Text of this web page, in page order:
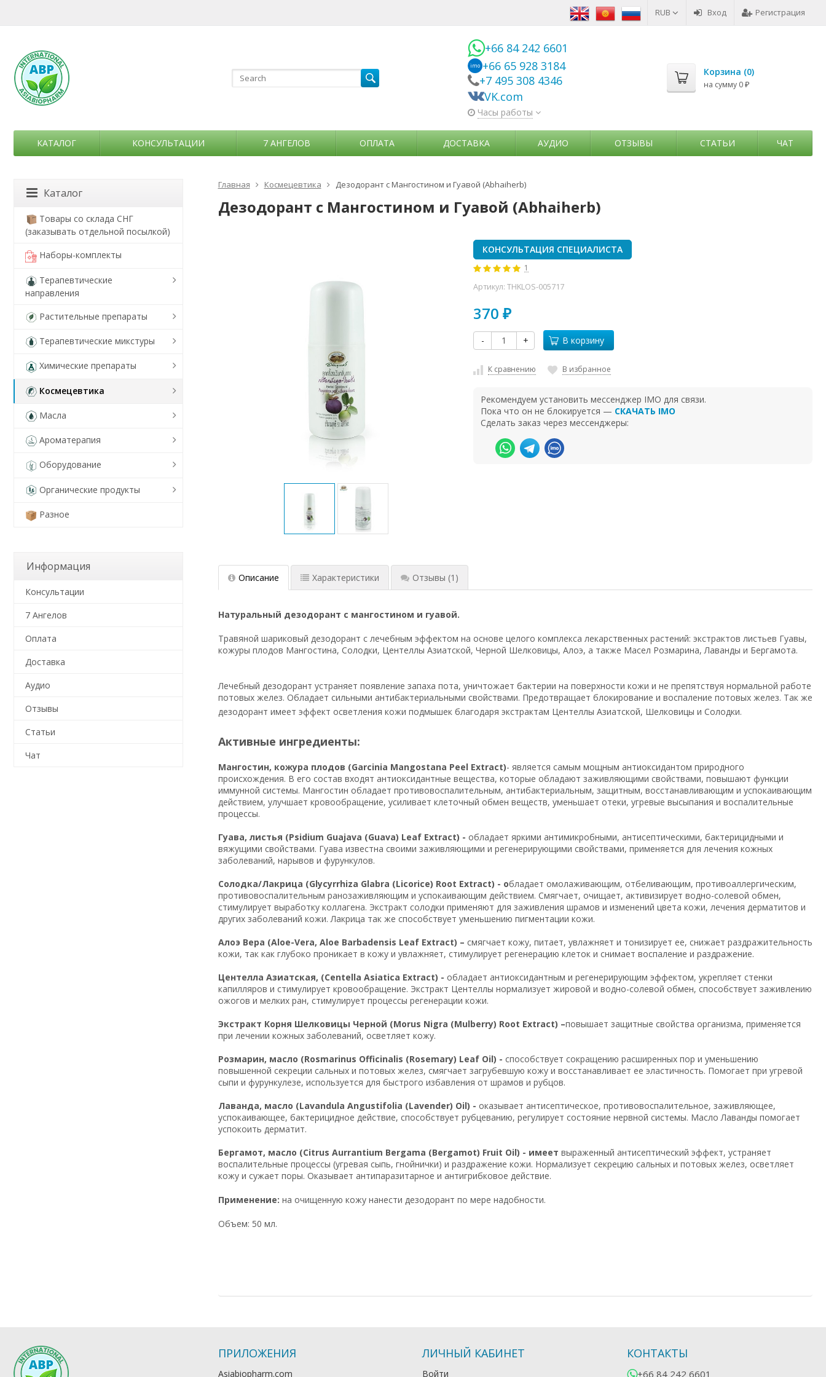
RUB Вход Регистрация
+66 84 242 6601
imo +66 65 928 3184
+7 495 308 4346
VK.com
Часы работы
Корзина (0)
на сумму 0 ₽
КАТАЛОГ КОНСУЛЬТАЦИИ 7 АНГЕЛОВ ОПЛАТА ДОСТАВКА АУДИО ОТЗЫВЫ СТАТЬИ ЧАТ
Главная Космецевтика Дезодорант с Мангостином и Гуавой (Abhaiherb)
Дезодорант с Мангостином и Гуавой (Abhaiherb)
КОНСУЛЬТАЦИЯ СПЕЦИАЛИСТА
1
Артикул:THKLOS-005717
370₽
- + В корзину
К сравнению В избранное
Рекомендуем установить мессенджер IMO для связи.
Пока что он не блокируется — СКАЧАТЬ IMO
Сделать заказ через мессенджеры:
Описание Характеристики Отзывы (1)
Натуральный дезодорант с мангостином и гуавой.
Травяной шариковый дезодорант с лечебным эффектом на основе целого комплекса лекарственных растений: экстрактов листьев Гуавы,
кожуры плодов Мангостина, Солодки, Центеллы Азиатской, Черной Шелковицы, Алоэ, а также Масел Розмарина, Лаванды и Бергамота.
Лечебный дезодорант устраняет появление запаха пота, уничтожает бактерии на поверхности кожи и не препятствуя нормальной работе
потовых желез. Обладает сильными антибактериальными свойствами. Предотвращает блокирование и воспаление потовых желез. Так же
дезодорант имеет эффект осветления кожи подмышек благодаря экстрактам Центеллы Азиатской, Шелковицы и Солодки.
Активные ингредиенты:
Мангостин, кожура плодов (Garcinia Mangostana Peel Extract)- является самым мощным антиоксидантом природного
происхождения. В его состав входят антиоксидантные вещества, которые обладают заживляющими свойствами, повышают функции
иммунной системы. Мангостин обладает противовоспалительным, антибактериальным, защитным, восстанавливающим и успокаивающим
действием, улучшает кровообращение, усиливает клеточный обмен веществ, уменьшает отеки, угревые высыпания и воспалительные
процессы.
Гуава, листья (Psidium Guajava (Guava) Leaf Extract) - обладает яркими антимикробными, антисептическими, бактерицидными и
вяжущими свойствами. Гуава известна своими заживляющими и регенерирующими свойствами, применяется для лечения кожных
заболеваний, нарывов и фурункулов.
Солодка/Лакрица (Glycyrrhiza Glabra (Licorice) Root Extract) - обладает омолаживающим, отбеливающим, противоаллергическим,
противовоспалительным ранозаживляющим и успокаивающим действием. Смягчает, очищает, активизирует водно-солевой обмен,
стимулирует выработку коллагена. Экстракт солодки применяют для заживления шрамов и изменений цвета кожи, лечения дерматитов и
других заболеваний кожи. Лакрица так же способствует уменьшению пигментации кожи.
Алоэ Вера (Aloe-Vera, Aloe Barbadensis Leaf Extract) – смягчает кожу, питает, увлажняет и тонизирует ее, снижает раздражительность
кожи, так как глубоко проникает в кожу и увлажняет, стимулирует регенерацию клеток и снимает воспаление и раздражение.
Центелла Азиатская, (Centella Asiatica Extract) - обладает антиоксидантным и регенерирующим эффектом, укрепляет стенки
капилляров и стимулирует кровообращение. Экстракт Центеллы нормализует жировой и водно-солевой обмен, способствует заживлению
ожогов и мелких ран, стимулирует процессы регенерации кожи.
Экстракт Корня Шелковицы Черной (Morus Nigra (Mulberry) Root Extract) –повышает защитные свойства организма, применяется
при лечении кожных заболеваний, осветляет кожу.
Розмарин, масло (Rosmarinus Officinalis (Rosemary) Leaf Oil) - способствует сокращению расширенных пор и уменьшению
повышенной секреции сальных и потовых желез, смягчает загрубевшую кожу и восстанавливает ее эластичность. Помогает при угревой
сыпи и фурункулезе, используется для быстрого избавления от шрамов и рубцов.
Лаванда, масло (Lavandula Angustifolia (Lavender) Oil) - оказывает антисептическое, противовоспалительное, заживляющее,
успокаивающее, бактерицидное действие, способствует рубцеванию, регулирует состояние нервной системы. Масло Лаванды помогает
успокоить дерматит.
Бергамот, масло (Citrus Aurrantium Bergama (Bergamot) Fruit Oil) - имеет выраженный антисептический эффект, устраняет
воспалительные процессы (угревая сыпь, гнойнички) и раздражение кожи. Нормализует секрецию сальных и потовых желез, осветляет
кожу и сужает поры. Оказывает антипаразитарное и антигрибковое действие.
Применение: на очищенную кожу нанести дезодорант по мере надобности.
Объем: 50 мл.
Каталог
Товары со склада СНГ
(заказывать отдельной посылкой)
Наборы-комплекты
Терапевтические
направления
Растительные препараты
Терапевтические микстуры
Химические препараты
Космецевтика
Масла
Ароматерапия
Оборудование
Органические продукты
Разное
Информация
Консультации
7 Ангелов
Оплата
Доставка
Аудио
Отзывы
Статьи
Чат
ПРИЛОЖЕНИЯ
Asiabiopharm.com
ЛИЧНЫЙ КАБИНЕТ
Войти
КОНТАКТЫ
+66 84 242 6601